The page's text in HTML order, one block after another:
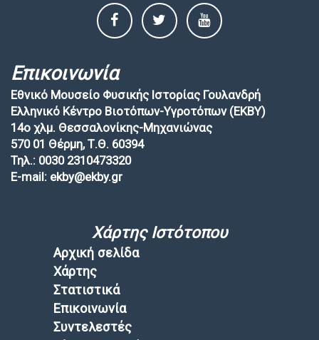
Επικοινωνία
Εθνικό Μουσείο Φυσικής Ιστορίας Γουλανδρή
Ελληνικό Κέντρο Βιοτόπων-Υγροτόπων (EKBY)
14ο χλμ. Θεσσαλονίκης-Μηχανιώνας
570 01 Θέρμη, Τ.Θ. 60394
Τηλ.: 0030 2310473320
E-mail: ekby@ekby.gr
Χάρτης Ιστότοπου
Αρχική σελίδα
Χάρτης
Στατιστικά
Επικοινωνία
Συντελεστές